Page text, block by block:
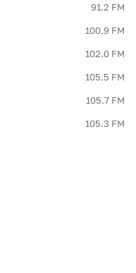
91.2 FM
100.9 FM
102.0 FM
105.5 FM
105.7 FM
105.3 FM